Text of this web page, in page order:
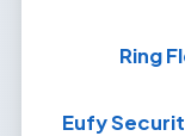
Ring
Eufy